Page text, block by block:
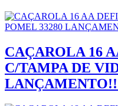
CAÇAROLA 16
C/TAMPA DE